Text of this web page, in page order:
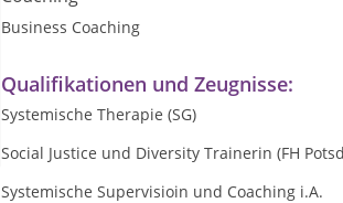
Business Coaching
Qualifikationen und Zeugnisse:
Systemische Therapie (SG)
Social Justice und Diversity Trainerin (FH
Systemische Supervisioin und Coaching i.A.